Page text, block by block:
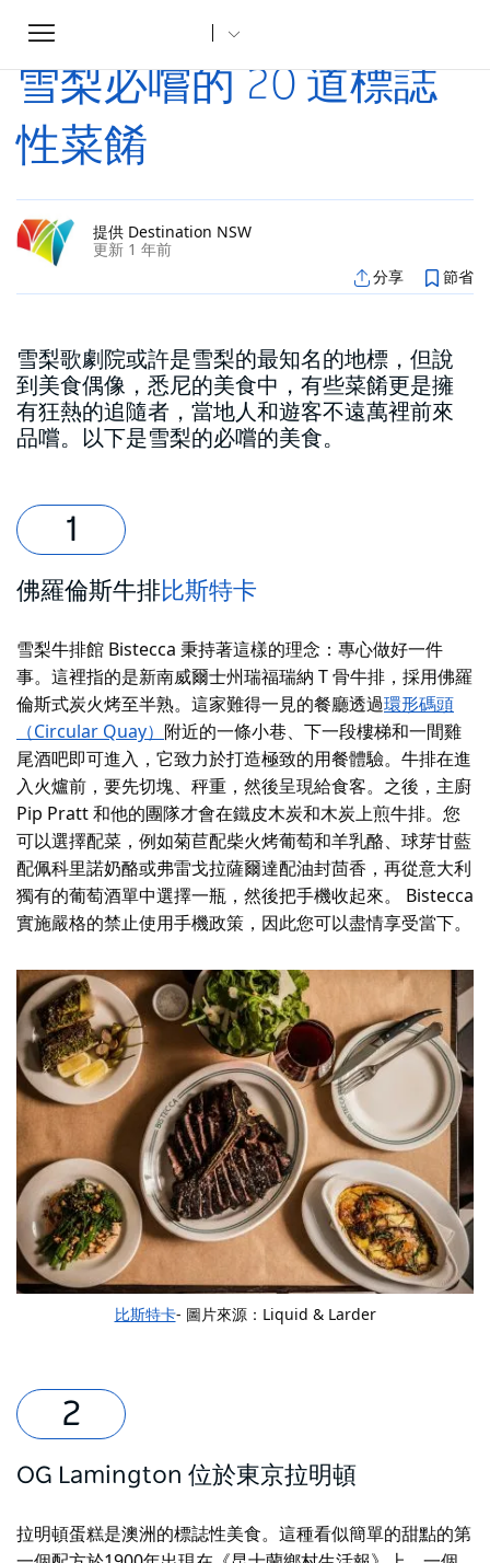
Toggle
navigation
家 雪梨必嚐的 20 道標誌性菜餚
雪梨必嚐的 20 道標誌
性菜餚
提供 Destination NSW
更新 1 年前
分享 節省
雪梨歌劇院或許是雪梨的最知名的地標，但說
到美食偶像，悉尼的美食中，有些菜餚更是擁
有狂熱的追隨者，當地人和遊客不遠萬裡前來
品嚐。以下是雪梨的必嚐的美食。
佛羅倫斯牛排比斯特卡
雪梨牛排館 Bistecca 秉持著這樣的理念：專心做好一件
事。這裡指的是新南威爾士州瑞福瑞納 T 骨牛排，採用佛羅
倫斯式炭火烤至半熟。這家難得一見的餐廳透過環形碼頭
（Circular Quay） 附近的一條小巷、下一段樓梯和一間雞
尾酒吧即可進入，它致力於打造極致的用餐體驗。牛排在進
入火爐前，要先切塊、秤重，然後呈現給食客。之後，主廚
Pip Pratt 和他的團隊才會在鐵皮木炭和木炭上煎牛排。您
可以選擇配菜，例如菊苣配柴火烤葡萄和羊乳酪、球芽甘藍
配佩科里諾奶酪或弗雷戈拉薩爾達配油封茴香，再從意大利
獨有的葡萄酒單中選擇一瓶，然後把手機收起來。 Bistecca
實施嚴格的禁止使用手機政策，因此您可以盡情享受當下。
比斯特卡- 圖片來源：Liquid & Larder
OG Lamington 位於東京拉明頓
拉明頓蛋糕是澳洲的標誌性美食。這種看似簡單的甜點的第